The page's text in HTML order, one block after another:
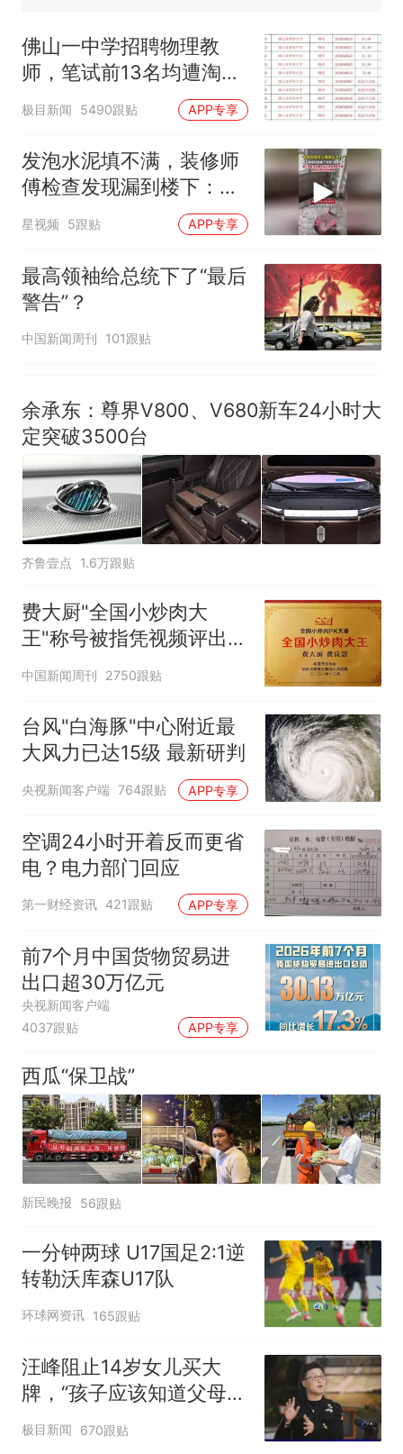
佛山一中学招聘物理教
师，笔试前13名均遭淘
汰？教育局：已叫停招
聘，成立调查组全面核查
极目新闻 5490跟贴 APP专享
发泡水泥填不满，装修师
傅检查发现漏到楼下：出
风口未延伸到外墙
星视频 5跟贴 APP专享
最高领袖给总统下了“最后
警告”？
中国新闻周刊 101跟贴
余承东：尊界V800、V680新车24小时大
定突破3500台
齐鲁壹点 1.6万跟贴
费大厨"全国小炒肉大
王"称号被指凭视频评出
官方回应
中国新闻周刊 2750跟贴
台风"白海豚"中心附近最
大风力已达15级 最新研判
央视新闻客户端 764跟贴 APP专享
空调24小时开着反而更省
电？电力部门回应
第一财经资讯 421跟贴 APP专享
前7个月中国货物贸易进
出口超30万亿元
央视新闻客户端
4037跟贴
APP专享
西瓜“保卫战”
新民晚报 56跟贴
一分钟两球 U17国足2:1逆
转勒沃库森U17队
环球网资讯 165跟贴
汪峰阻止14岁女儿买大
牌，“孩子应该知道父母的
不易”，称自己买衣服80%
极目新闻 670跟贴